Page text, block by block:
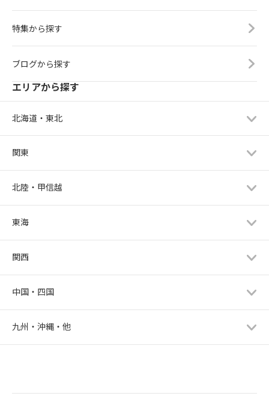
特集から探す
ブログから探す
エリアから探す
北海道・東北
関東
北陸・甲信越
東海
関西
中国・四国
九州・沖縄・他